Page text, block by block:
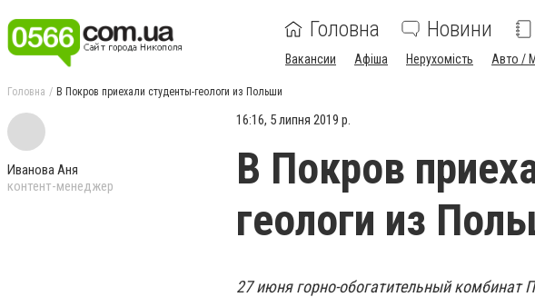
Головна Новини
Вакансии Афіша Нерухомість Авто /
Головна В Покров приехали студенты-геологи из Польши
Иванова Аня
контент-менеджер
16:16, 5 липня 2019 р.
В Покров
геологи из
27 июня горно-обогатительный комбинат